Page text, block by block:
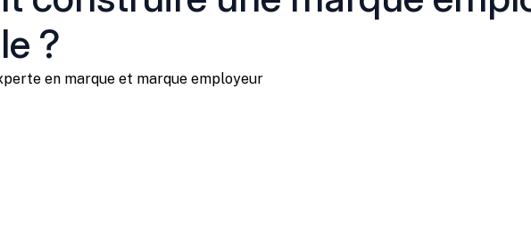
?
en marque et marque employeur